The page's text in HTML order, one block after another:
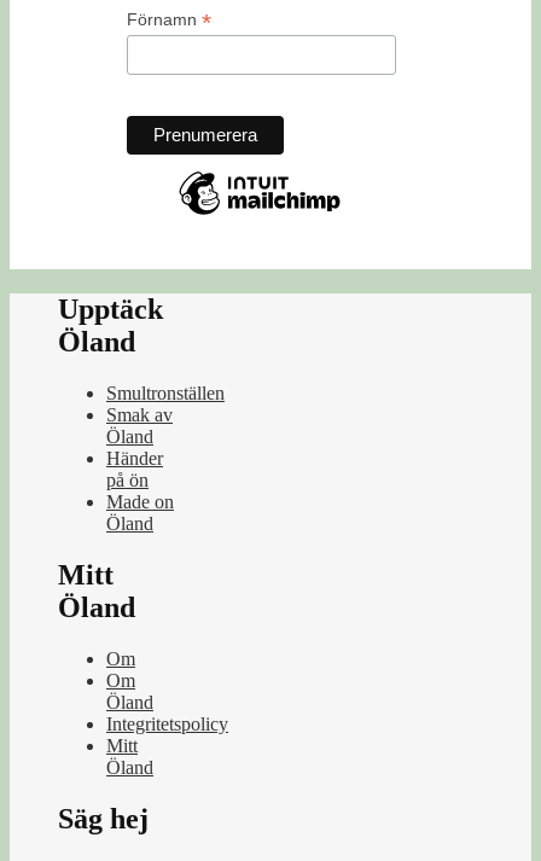
Förnamn *
Upptäck
Öland
Smultronställen
Smak av
Öland
Händer
på ön
Made on
Öland
Mitt
Öland
Om
Om
Öland
Integritetspolicy
Mitt
Öland
Säg hej